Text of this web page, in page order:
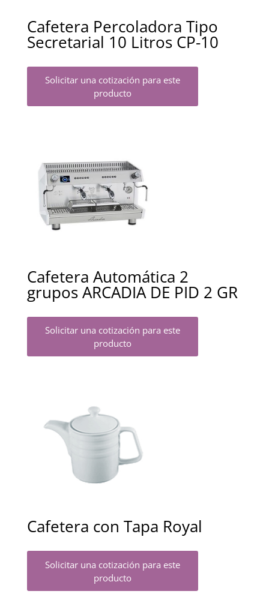
Cafetera Percoladora Tipo
Secretarial 10 Litros CP-10
Solicitar una cotización para este
producto
Cafetera Automática 2
grupos ARCADIA DE PID 2 GR
Solicitar una cotización para este
producto
Cafetera con Tapa Royal
Solicitar una cotización para este
producto